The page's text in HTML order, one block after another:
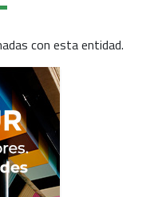
con esta entidad.